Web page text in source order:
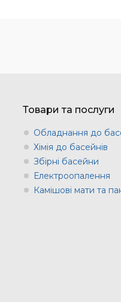
Товари та послуги
Обладнання до
Хімія до басейнів
Збірні басейни
Електроопалення
Камішові мати та